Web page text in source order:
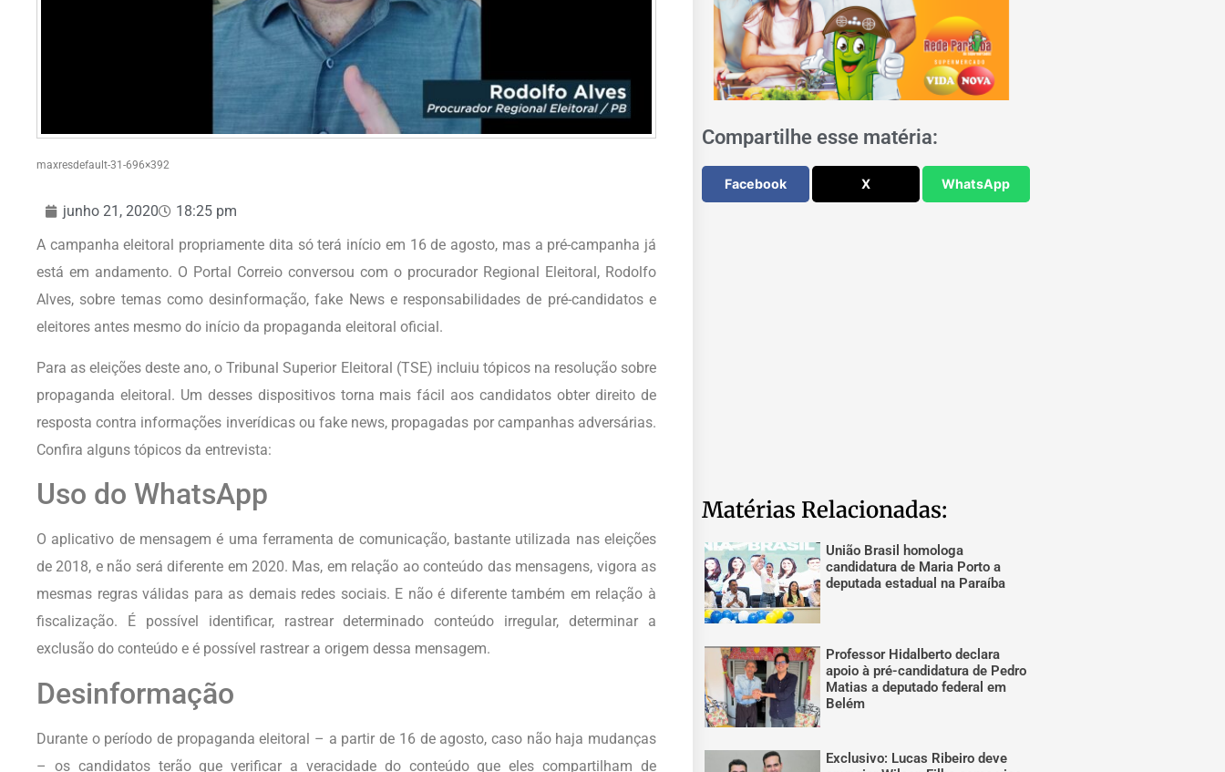
maxresdefault-31-696×392
junho 21, 2020
18:25 pm
A campanha eleitoral propriamente dita só terá início em 16 de agosto, mas a pré-campanha já
está em andamento. O Portal Correio conversou com o procurador Regional Eleitoral, Rodolfo
Alves, sobre temas como desinformação, fake News e responsabilidades de pré-candidatos e
eleitores antes mesmo do início da propaganda eleitoral oficial.
Para as eleições deste ano, o Tribunal Superior Eleitoral (TSE) incluiu tópicos na resolução sobre
propaganda eleitoral. Um desses dispositivos torna mais fácil aos candidatos obter direito de
resposta contra informações inverídicas ou fake news, propagadas por campanhas adversárias.
Confira alguns tópicos da entrevista:
Uso do WhatsApp
O aplicativo de mensagem é uma ferramenta de comunicação, bastante utilizada nas eleições
de 2018, e não será diferente em 2020. Mas, em relação ao conteúdo das mensagens, vigora as
mesmas regras válidas para as demais redes sociais. E não é diferente também em relação à
fiscalização. É possível identificar, rastrear determinado conteúdo irregular, determinar a
exclusão do conteúdo e é possível rastrear a origem dessa mensagem.
Desinformação
Durante o período de propaganda eleitoral – a partir de 16 de agosto, caso não haja mudanças
– os candidatos terão que verificar a veracidade do conteúdo que eles compartilham de
Compartilhe esse matéria:
Facebook X WhatsApp
Matérias Relacionadas:
União Brasil homologa
candidatura de Maria Porto a
deputada estadual na Paraíba
Professor Hidalberto declara
apoio à pré-candidatura de Pedro
Matias a deputado federal em
Belém
Exclusivo: Lucas Ribeiro deve